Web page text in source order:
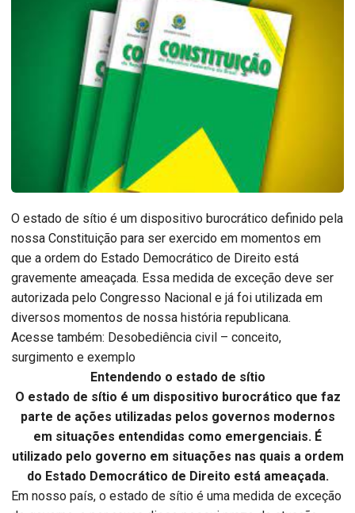
O estado de sítio é um dispositivo burocrático definido pela
nossa Constituição para ser exercido em momentos em
que a ordem do Estado Democrático de Direito está
gravemente ameaçada. Essa medida de exceção deve ser
autorizada pelo Congresso Nacional e já foi utilizada em
diversos momentos de nossa história republicana.
Acesse também: Desobediência civil – conceito,
surgimento e exemplo
Entendendo o estado de sítio
O estado de sítio é um dispositivo burocrático que faz
parte de ações utilizadas pelos governos modernos
em situações entendidas como emergenciais. É
utilizado pelo governo em situações nas quais a ordem
do Estado Democrático de Direito está ameaçada.
Em nosso país, o estado de sítio é uma medida de exceção